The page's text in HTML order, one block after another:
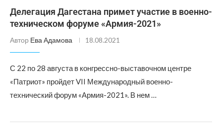
Делегация Дагестана примет участие в военно-
техническом форуме «Армия-2021»
Автор Ева Адамова 18.08.2021
С 22 по 28 августа в конгрессно-выставочном центре
«Патриот» пройдет VII Международный военно-
технический форум «Армия-2021». В нем …